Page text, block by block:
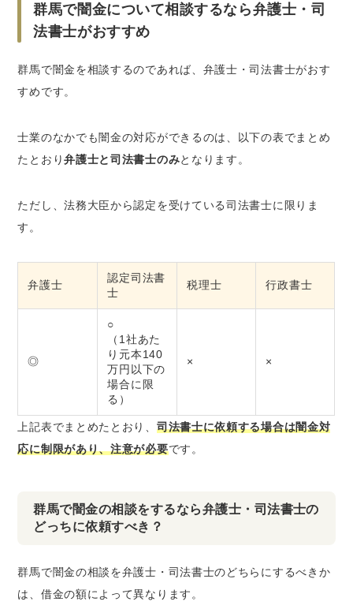
群馬で闇金について相談するなら弁護士・司
法書士がおすすめ
群馬で闇金を相談するのであれば、弁護士・司法書士がおす
すめです。
士業のなかでも闇金の対応ができるのは、以下の表でまとめ
たとおり弁護士と司法書士のみとなります。
ただし、法務大臣から認定を受けている司法書士に限りま
す。
弁護士
認定司法書
士
税理士 行政書士
◎
○
（1社あた
り元本140
万円以下の
場合に限
る）
× ×
上記表でまとめたとおり、 司法書士に依頼する場合は闇金対
応に制限があり、注意が必要です。
群馬で闇金の相談をするなら弁護士・司法書士の
どっちに依頼すべき？
群馬で闇金の相談を弁護士・司法書士のどちらにするべきか
は、借金の額によって異なります。